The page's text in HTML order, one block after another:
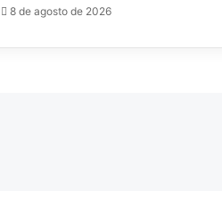
8 de agosto de 2026